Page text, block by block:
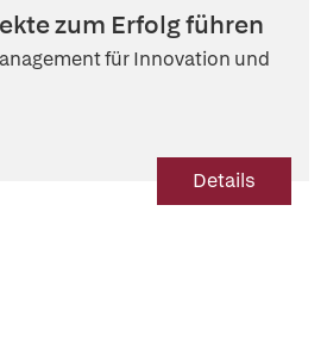
zum Erfolg führen
für Innovation und
Details